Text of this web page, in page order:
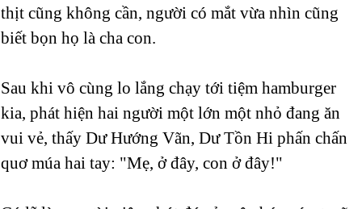
thịt cũng không cần, người có mắt vừa nhìn cũng
biết bọn họ là cha con.
Sau khi vô cùng lo lắng chạy tới tiệm hamburger
kia, phát hiện hai người một lớn một nhỏ đang ăn
vui vẻ, thấy Dư Hướng Vãn, Dư Tồn Hi phấn chấn
quơ múa hai tay: "Mẹ, ở đây, con ở đây!"